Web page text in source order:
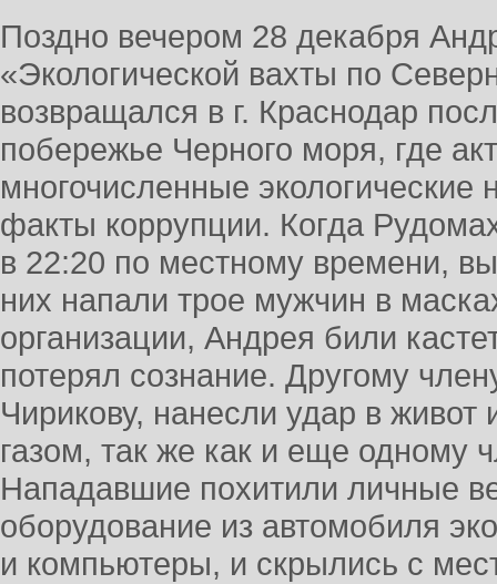
Поздно вечером 28 декабря
«Экологической вахты по
возвращался в г. Краснодар
побережье Черного моря, где
многочисленные
факты коррупции. Когда
в 22:20 по местному времени,
них напали трое мужчин в
организации, Андрея били
потерял сознание. Другому
Чирикову, нанесли удар в
газом, так же как и еще одному
Нападавшие похитили личные
оборудование из автомобиля
и компьютеры, и скрылись с